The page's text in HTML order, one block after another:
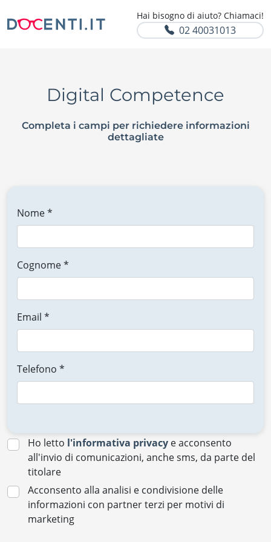
Hai bisogno di aiuto? Chiamaci!
02 40031013
Digital Competence
Completa i campi per richiedere informazioni
dettagliate
Nome *
Cognome *
Email *
Telefono *
Ho letto l'informativa privacy e acconsento
all'invio di comunicazioni, anche sms, da parte del
titolare
Acconsento alla analisi e condivisione delle
informazioni con partner terzi per motivi di
marketing